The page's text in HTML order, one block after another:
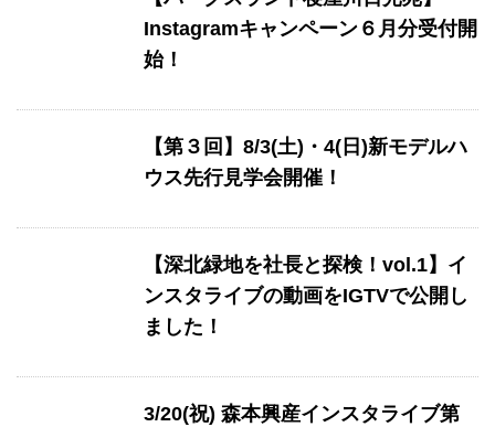
Instagramキャンペーン６月分受付開
始！
【第３回】8/3(土)・4(日)新モデルハ
ウス先行見学会開催！
【深北緑地を社長と探検！vol.1】イ
ンスタライブの動画をIGTVで公開し
ました！
3/20(祝) 森本興産インスタライブ第